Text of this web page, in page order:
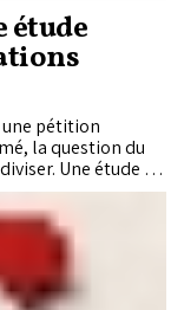
étude
une pétition
la question du
Une étude du
publiques
surtout que
à une histoire
les besoins de
Un